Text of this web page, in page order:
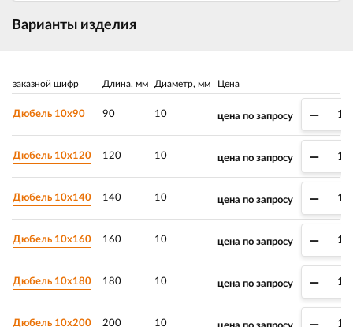
Варианты изделия
заказной шифр Длина, мм Диаметр, мм Цена
Дюбель 10х90 90 10 цена по запросу –
Дюбель 10х120 120 10 цена по запросу –
Дюбель 10х140 140 10 цена по запросу –
Дюбель 10х160 160 10 цена по запросу –
Дюбель 10х180 180 10 цена по запросу –
Дюбель 10х200 200 10